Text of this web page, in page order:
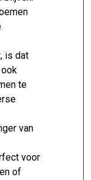
is dat
te
van
voor
of